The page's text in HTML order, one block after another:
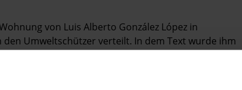
von Luis Alberto González López in
Umweltschützer verteilt. In dem Text wurde ihm
ansonsten werde er zu einem militärischen
FEDEPESAN, einer Umweltschutzorganisation in
Das Flugblatt war von der Guerillagruppe ELN